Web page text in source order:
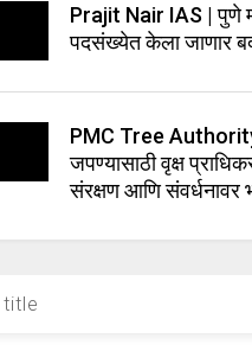
Prajit Nair IAS | पुणे
पदसंख्येत केला जाणार
PMC Tree Authority
जपण्यासाठी वृक्ष
संरक्षण आणि संवर्धनावर